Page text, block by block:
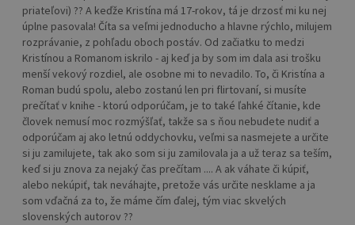
priateľovi) ?? A keďže Kristína má 17-rokov, tá je drzosť mi ku nej
úplne pasovala! Číta sa veľmi jednoducho a hlavne rýchlo, milujem
rozprávanie, z pohľadu oboch postáv. Od začiatku to medzi
Kristínou a Romanom iskrilo - aj keď ja by som im dala asi trošku
menší vekový rozdiel, ale osobne mi to nevadilo. To, či Kristína a
Roman budú spolu, alebo zostanú len pri flirtovaní, si musíte
prečítať v knihe - ktorú odporúčam, je to také ľahké čítanie, kde
človek nemusí moc rozmýšľať, takže sa s ňou nebudete nudiť a
odporúčam aj ako letnú oddychovku, veľmi sa nasmejete a určite
si ju zamilujete, tak ako som si ju zamilovala ja a už teraz sa teším,
keď si ju znova za nejaký čas prečítam .... A ak váhate či kúpiť,
alebo nekúpiť, tak neváhajte, pretože vás určite nesklame a ja
som vďačná za to, že máme čím ďalej, tým viac skvelých
slovenských autorov ??